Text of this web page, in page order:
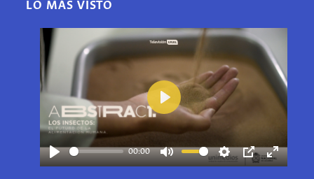
LO MÁS VISTO
Play
00:00
Mute
SettingsPIP
Enter
Play